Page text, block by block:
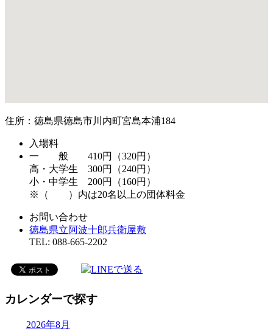
住所：徳島県徳島市川内町宮島本浦184
入場料
一 般 410円（320円）
高・大学生 300円（240円）
小・中学生 200円（160円）
※（ ）内は20名以上の団体料金
お問い合わせ
徳島県立阿波十郎兵衛屋敷
TEL: 088-665-2202
カレンダーで探す
2026年8月